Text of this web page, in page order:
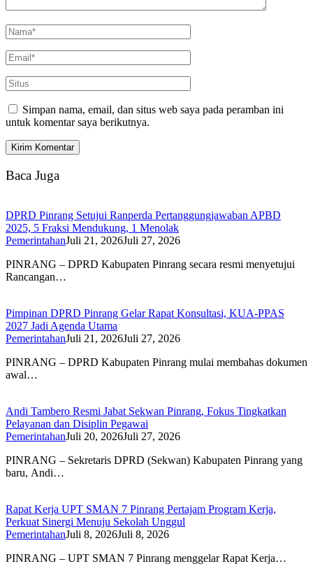
Simpan nama, email, dan situs web saya pada peramban ini
untuk komentar saya berikutnya.
Baca Juga
DPRD Pinrang Setujui Ranperda Pertanggungjawaban APBD
2025, 5 Fraksi Mendukung, 1 Menolak
PemerintahanJuli 21, 2026Juli 27, 2026
PINRANG – DPRD Kabupaten Pinrang secara resmi menyetujui
Rancangan…
Pimpinan DPRD Pinrang Gelar Rapat Konsultasi, KUA-PPAS
2027 Jadi Agenda Utama
PemerintahanJuli 21, 2026Juli 27, 2026
PINRANG – DPRD Kabupaten Pinrang mulai membahas dokumen
awal…
Andi Tambero Resmi Jabat Sekwan Pinrang, Fokus Tingkatkan
Pelayanan dan Disiplin Pegawai
PemerintahanJuli 20, 2026Juli 27, 2026
PINRANG – Sekretaris DPRD (Sekwan) Kabupaten Pinrang yang
baru, Andi…
Rapat Kerja UPT SMAN 7 Pinrang Pertajam Program Kerja,
Perkuat Sinergi Menuju Sekolah Unggul
PemerintahanJuli 8, 2026Juli 8, 2026
PINRANG – UPT SMAN 7 Pinrang menggelar Rapat Kerja…